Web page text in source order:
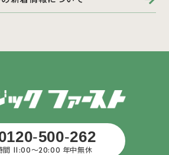
-500-262
間 11:00〜20:00 年中無休